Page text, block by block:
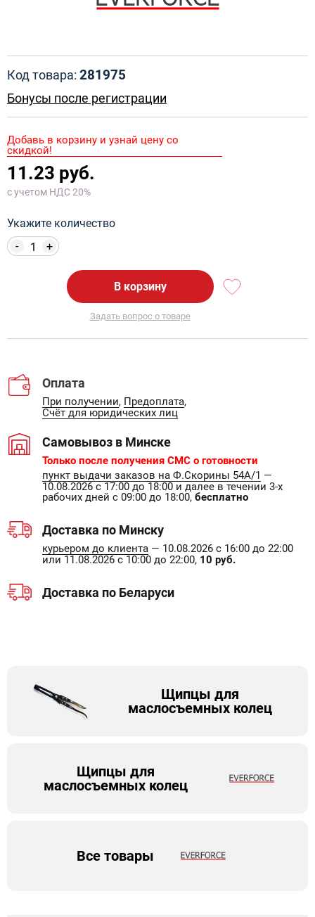
Код товара: 281975
Бонусы после регистрации
Добавь в корзину и узнай цену со
скидкой!
11.23 руб.
с учетом НДС 20%
Укажите количество
+
-
В корзину
Задать вопрос о товаре
Оплата
При получении, Предоплата,
Счёт для юридических лиц
Самовывоз в Минске
Только после получения СМС о готовности
пункт выдачи заказов на Ф.Скорины 54А/1 —
10.08.2026 с 17:00 до 18:00 и далее в течении 3-х
рабочих дней с 09:00 до 18:00, бесплатно
Доставка по Минску
курьером до клиента — 10.08.2026 с 16:00 до 22:00
или 11.08.2026 с 10:00 до 22:00, 10 руб.
Доставка по Беларуси
Щипцы для
маслосъемных колец
Щипцы для
маслосъемных колец
Все товары